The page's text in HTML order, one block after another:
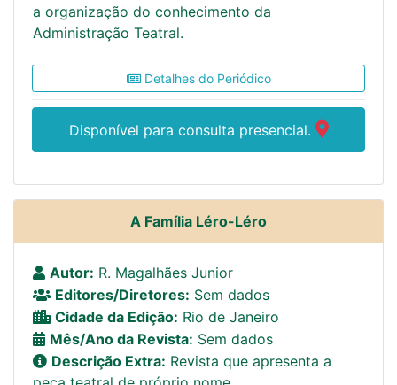
a organização do conhecimento da
Administração Teatral.
Detalhes do Periódico
Disponível para consulta presencial.
A Família Léro-Léro
Autor: R. Magalhães Junior
Editores/Diretores: Sem dados
Cidade da Edição: Rio de Janeiro
Mês/Ano da Revista: Sem dados
Descrição Extra: Revista que apresenta a